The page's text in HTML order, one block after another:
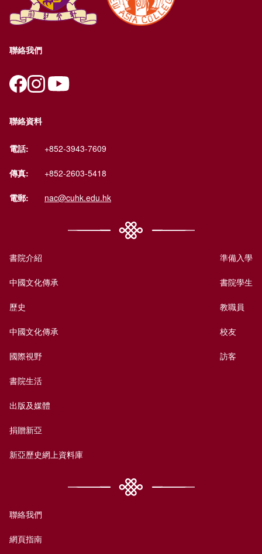
聯絡我們
聯絡資料
電話: +852-3943-7609
傳真: +852-2603-5418
電郵: nac@cuhk.edu.hk
書院介紹
中國文化傳承
歷史
中國文化傳承
國際視野
書院生活
出版及媒體
捐贈新亞
新亞歷史網上資料庫
準備入學
書院學生
教職員
校友
訪客
聯絡我們
網頁指南